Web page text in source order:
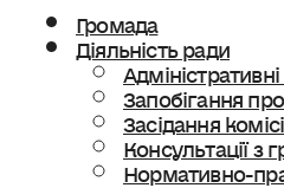
Громада
Діяльність ради
Запобігання
Засідання
Консультації з
Нормативно-